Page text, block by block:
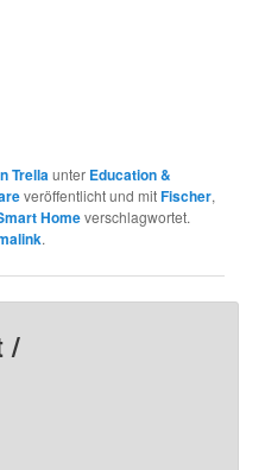
Trellaunter Education &
veröffentlicht und mitFischer,
Homeverschlagwortet.
.
/